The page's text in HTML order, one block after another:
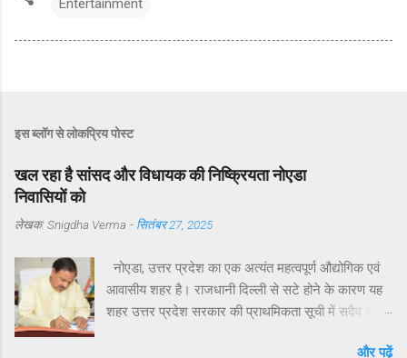
इस ब्लॉग से लोकप्रिय पोस्ट
खल रहा है सांसद और विधायक की निष्क्रियता नोएडा
निवासियों को
लेखक: Snigdha Verma - सितंबर 27, 2025
नोएडा, उत्तर प्रदेश का एक अत्यंत महत्वपूर्ण औद्योगिक एवं
आवासीय शहर है। राजधानी दिल्ली से सटे होने के कारण यह
शहर उत्तर प्रदेश सरकार की प्राथमिकता सूची में सदैव रहा
और पढ़ें